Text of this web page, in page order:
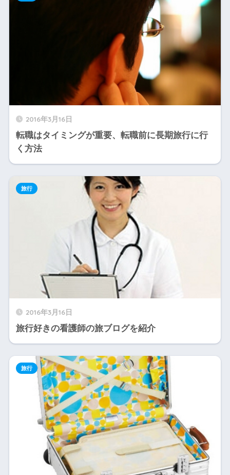
2016年3月16日
転職はタイミングが重要、転職前に長期旅行に行
く方法
2016年3月16日
旅行好きの看護師の旅ブログを紹介
旅行
旅行